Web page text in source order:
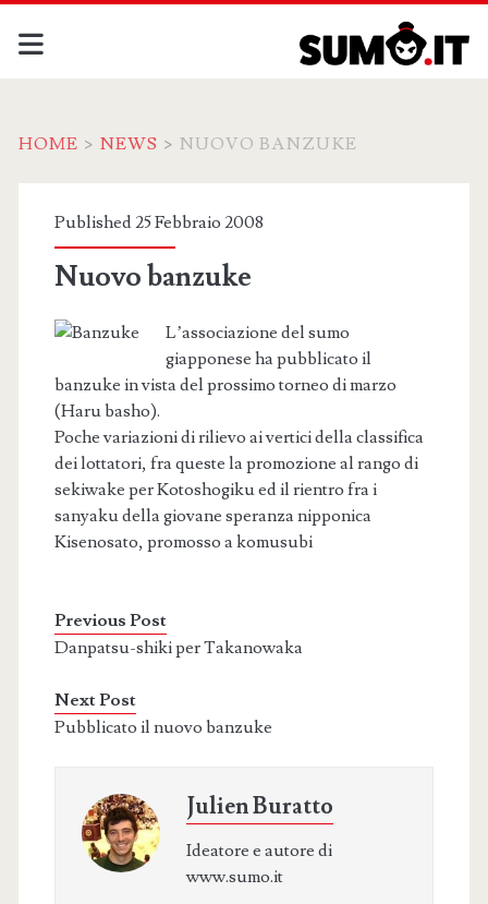
HOME > NEWS > NUOVO BANZUKE
Published 25 Febbraio 2008
Nuovo banzuke
L’associazione del sumo
giapponese ha pubblicato il
banzuke in vista del prossimo torneo di marzo
(Haru basho).
Poche variazioni di rilievo ai vertici della classifica
dei lottatori, fra queste la promozione al rango di
sekiwake per Kotoshogiku ed il rientro fra i
sanyaku della giovane speranza nipponica
Kisenosato, promosso a komusubi
Previous Post
Danpatsu-shiki per Takanowaka
Next Post
Pubblicato il nuovo banzuke
Julien Buratto
Ideatore e autore di
www.sumo.it